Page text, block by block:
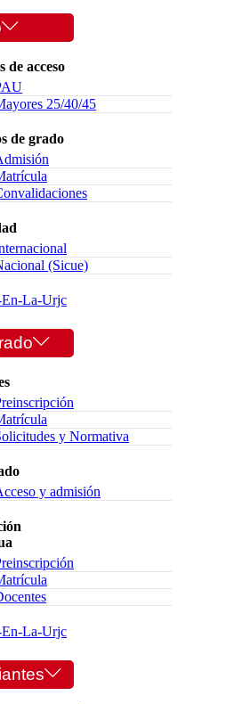
de acceso
25/40/45
de grado
(Sicue)
En-La-Urjc
y Normativa
y admisión
En-La-Urjc